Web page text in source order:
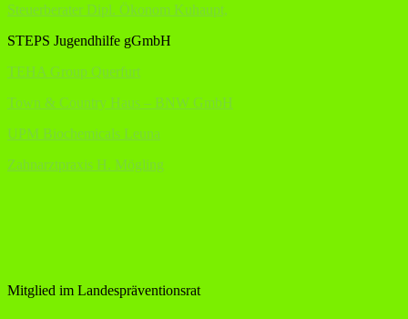
Steuerberater Dipl. Ökonom Kuhaupt,
STEPS Jugendhilfe gGmbH
TEHA Group Querfurt
Town & Country Haus – BNW GmbH
UPM Biochemicals Leuna
Zahnarztpraxis H. Mögling
Mitglied im Landespräventionsrat